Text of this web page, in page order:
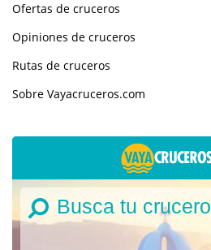
Ofertas de cruceros
Opiniones de cruceros
Rutas de cruceros
Sobre Vayacruceros.com
Busca tu crucero